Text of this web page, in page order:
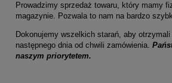
Prowadzimy sprzedaż towaru, który mamy
magazynie. Pozwala to nam na bardzo
Dokonujemy wszelkich starań, aby
następnego dnia od chwili zamówienia.
naszym priorytetem.